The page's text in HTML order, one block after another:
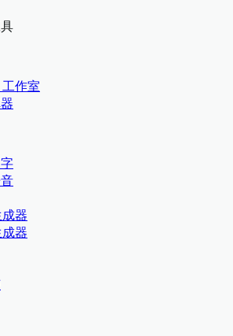
作室
器
器